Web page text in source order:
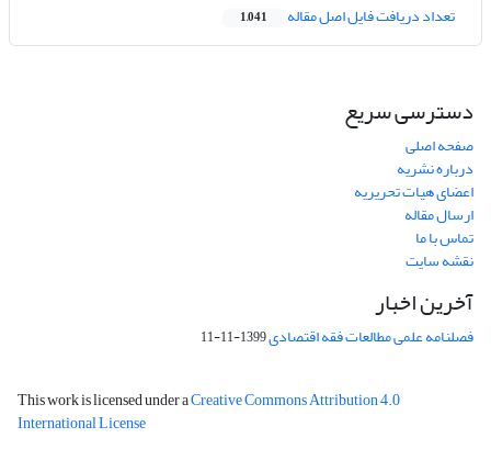
تعداد دریافت فایل اصل مقاله 1,041
دسترسی سریع
صفحه اصلی
درباره نشریه
اعضای هیات تحریریه
ارسال مقاله
تماس با ما
نقشه سایت
آخرین اخبار
فصلنامه علمی مطالعات فقه اقتصادی1399-11-11
This work is licensed under aCreative Commons Attribution 4.0
International License